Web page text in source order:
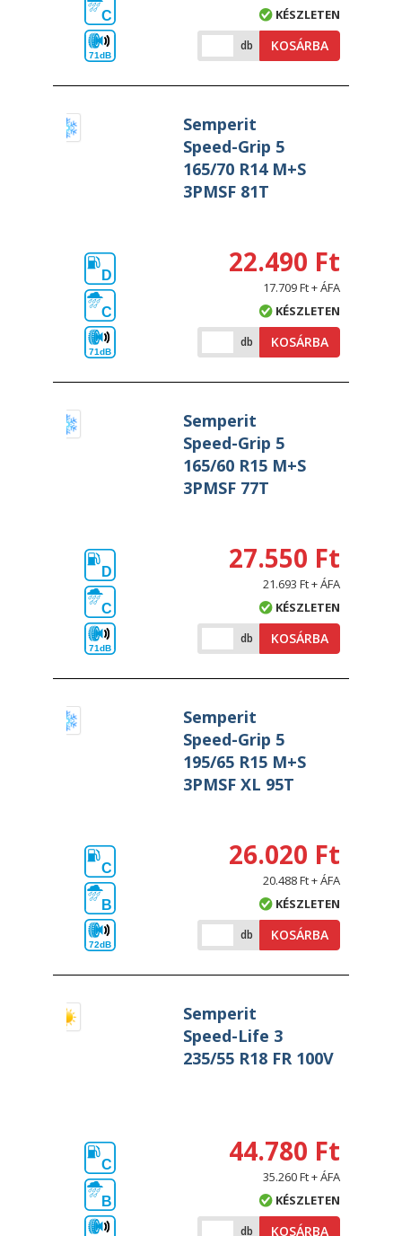
C
71dB
KÉSZLETEN
db KOSÁRBA
Semperit
Speed-Grip 5
165/70 R14 M+S
3PMSF 81T
D
C
71dB
22.490 Ft
17.709 Ft + ÁFA
KÉSZLETEN
db KOSÁRBA
Semperit
Speed-Grip 5
165/60 R15 M+S
3PMSF 77T
D
C
71dB
27.550 Ft
21.693 Ft + ÁFA
KÉSZLETEN
db KOSÁRBA
Semperit
Speed-Grip 5
195/65 R15 M+S
3PMSF XL 95T
C
B
72dB
26.020 Ft
20.488 Ft + ÁFA
KÉSZLETEN
db KOSÁRBA
Semperit
Speed-Life 3
235/55 R18 FR 100V
C
B
44.780 Ft
35.260 Ft + ÁFA
KÉSZLETEN
db KOSÁRBA